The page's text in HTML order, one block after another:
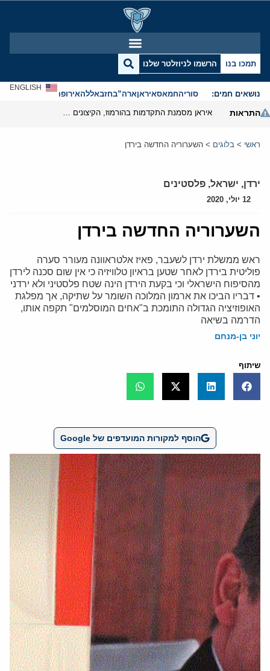
תמכו בנו הרשמו לניוזלטר שלנו
נושאים חמים: סוריהחמאסאיראןארה”בחזבאללהאירופהאנטישמיות
ENGLISH
התראות
ראשי > בלוגים > השערוריה החדשה בירדן
ירדן, ישראל, פלסטינים
12 יולי, 2020
השערוריה החדשה בירדן
ראש ממשלת ירדן לשעבר, פאיז אלטראוונה מעורר סערה
פוליטית בירדן לאחר שטען בראיון טלוויזיה כי אין שום סכנה לירדן
מהסיפוח הישראלי וכי בקעת הירדן הינה שטח פלסטיני ולא ירדני
• דבריו הביכו את ארמון המלוכה השומר על שתיקה, אך מפלגת
האופוזיציה הגדולה התומכת ב"אחים המוסלמים" תקפה אותו,
הדרמה בשיאה
יוני בן-מנחם
שיתוף
הוסף למקורות המועדפים של Google